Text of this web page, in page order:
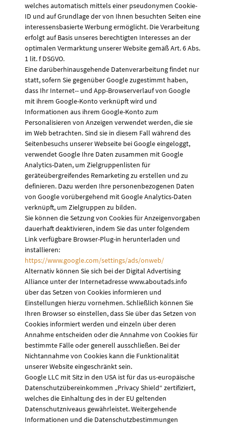
welches automatisch mittels einer pseudonymen Cookie-
ID und auf Grundlage der von Ihnen besuchten Seiten eine
interessensbasierte Werbung ermöglicht. Die Verarbeitung
erfolgt auf Basis unseres berechtigten Interesses an der
optimalen Vermarktung unserer Website gemäß Art. 6 Abs.
1 lit. f DSGVO.
Eine darüberhinausgehende Datenverarbeitung findet nur
statt, sofern Sie gegenüber Google zugestimmt haben,
dass Ihr Internet-- und App-Browserverlauf von Google
mit ihrem Google-Konto verknüpft wird und
Informationen aus ihrem Google-Konto zum
Personalisieren von Anzeigen verwendet werden, die sie
im Web betrachten. Sind sie in diesem Fall während des
Seitenbesuchs unserer Webseite bei Google eingeloggt,
verwendet Google Ihre Daten zusammen mit Google
Analytics-Daten, um Zielgruppenlisten für
geräteübergreifendes Remarketing zu erstellen und zu
definieren. Dazu werden Ihre personenbezogenen Daten
von Google vorübergehend mit Google Analytics-Daten
verknüpft, um Zielgruppen zu bilden.
Sie können die Setzung von Cookies für Anzeigenvorgaben
dauerhaft deaktivieren, indem Sie das unter folgendem
Link verfügbare Browser-Plug-in herunterladen und
installieren:
https://www.google.com/settings/ads/onweb/
Alternativ können Sie sich bei der Digital Advertising
Alliance unter der Internetadresse www.aboutads.info
über das Setzen von Cookies informieren und
Einstellungen hierzu vornehmen. Schließlich können Sie
Ihren Browser so einstellen, dass Sie über das Setzen von
Cookies informiert werden und einzeln über deren
Annahme entscheiden oder die Annahme von Cookies für
bestimmte Fälle oder generell ausschließen. Bei der
Nichtannahme von Cookies kann die Funktionalität
unserer Website eingeschränkt sein.
Google LLC mit Sitz in den USA ist für das us-europäische
Datenschutzübereinkommen „Privacy Shield“ zertifiziert,
welches die Einhaltung des in der EU geltenden
Datenschutzniveaus gewährleistet. Weitergehende
Informationen und die Datenschutzbestimmungen